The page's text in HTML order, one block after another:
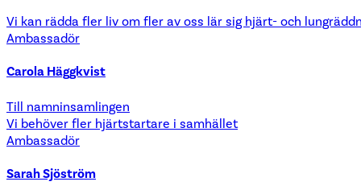
Vi kan rädda fler liv om fler av oss lär sig hjärt- och
Ambassadör
Carola Häggkvist
Till namninsamlingen
Vi behöver fler hjärtstartare i samhället
Ambassadör
Sarah Sjöström